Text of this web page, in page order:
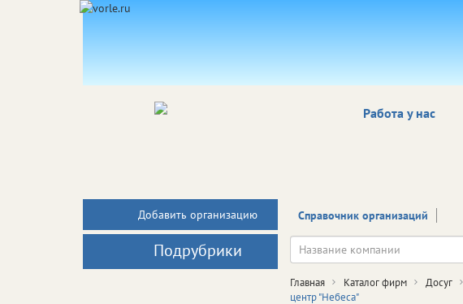
Работа у нас
Справочник организаций
Главная Каталог фирм Досуг
центр "Небеса"
Добавить организацию
Подрубрики